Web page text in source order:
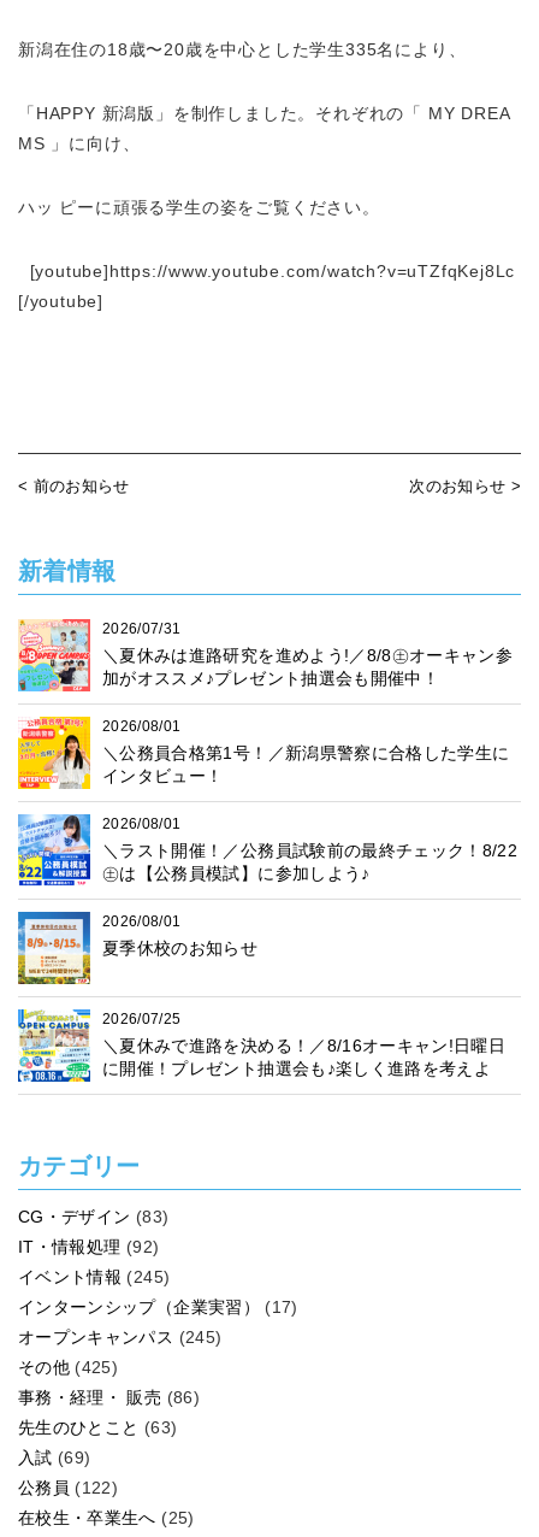
新潟在住の18歳〜20歳を中心とした学生335名により、
「HAPPY 新潟版」を制作しました。それぞれの「 MY DREA
MS 」に向け、
ハッ ピーに頑張る学生の姿をご覧ください。
[youtube]https://www.youtube.com/watch?v=uTZfqKej8Lc
[/youtube]
< 前のお知らせ 次のお知らせ >
新着情報
2026/07/31
＼夏休みは進路研究を進めよう!／8/8㊏オーキャン参
加がオススメ♪プレゼント抽選会も開催中！
2026/08/01
＼公務員合格第1号！／新潟県警察に合格した学生に
インタビュー！
2026/08/01
＼ラスト開催！／公務員試験前の最終チェック！8/22
㊏は【公務員模試】に参加しよう♪
2026/08/01
夏季休校のお知らせ
2026/07/25
＼夏休みで進路を決める！／8/16オーキャン!日曜日
に開催！プレゼント抽選会も♪楽しく進路を考えよ
う！
カテゴリー
CG・デザイン (83)
IT・情報処理 (92)
イベント情報 (245)
インターンシップ（企業実習）
(17)
オープンキャンパス (245)
その他 (425)
事務・経理・ 販売 (86)
先生のひとこと (63)
入試 (69)
公務員 (122)
在校生・卒業生へ (25)